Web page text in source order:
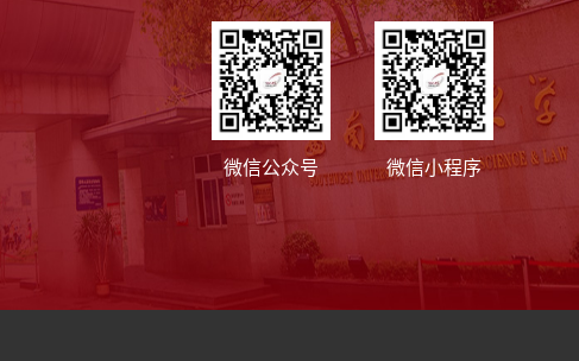
微信公众号 微信小程序